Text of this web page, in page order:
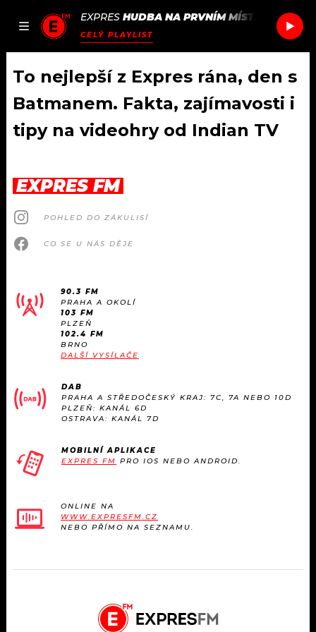
JAK
SEZNAM.CZ
EXPRES HUDBA NA PRVNÍM MÍSTĚ
CELÝ PLAYLIST
DOMŮ
AKTUÁLNĚ
HUDBA
#NEBUDUDOMA
KALENDÁŘ
VIP
TRENDY
KULTURA
OSTATNÍ
PODCASTY
JAK NALADIT
APLIKACE
PROGRAM
PLAYLIST
JAK NALADIT
SOUTĚŽE
To nejlepší z Expres rána, den s
Batmanem. Fakta, zajímavosti i
tipy na videohry od Indian TV
EXPRES FM
POHLED DO ZÁKULISÍ
CO SE U NÁS DĚJE
90.3 FM
PRAHA A OKOLÍ
103 FM
PLZEŇ
102.4 FM
BRNO
DALŠÍ VYSÍLAČE
DAB
PRAHA A STŘEDOČESKÝ KRAJ: 7C, 7A NEBO 10D
PLZEŇ: KANÁL 6D
OSTRAVA: KANÁL 7D
MOBILNÍ APLIKACE
EXPRES FM PRO IOS NEBO ANDROID.
ONLINE NA
WWW.EXPRESFM.CZ
NEBO PŘÍMO NA SEZNAMU.